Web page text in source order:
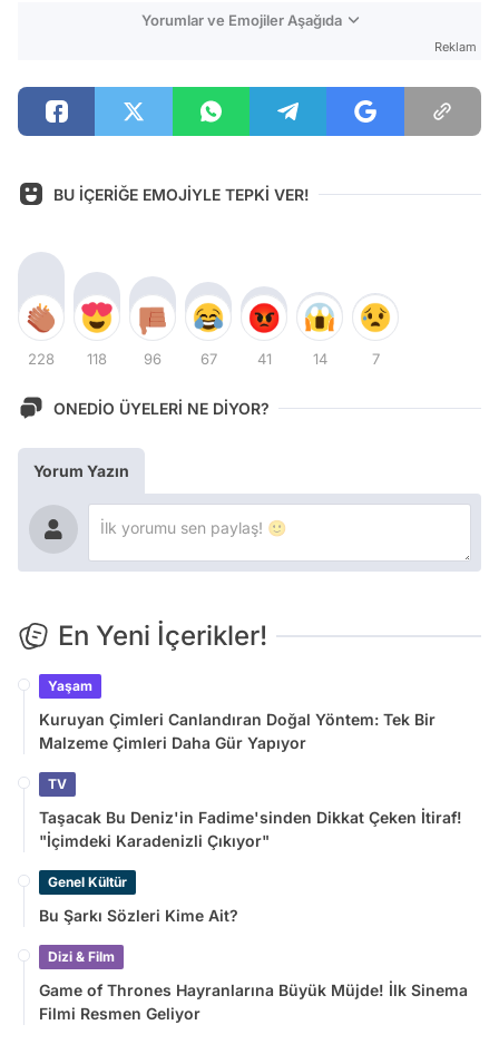
Yorumlar ve Emojiler Aşağıda
Reklam
BU İÇERİĞE EMOJİYLE TEPKİ VER!
228 118 96 67 41 14 7
ONEDİO ÜYELERİ NE DİYOR?
Yorum Yazın
En Yeni İçerikler!
Yaşam
Kuruyan Çimleri Canlandıran Doğal Yöntem: Tek Bir
Malzeme Çimleri Daha Gür Yapıyor
TV
Taşacak Bu Deniz'in Fadime'sinden Dikkat Çeken İtiraf!
"İçimdeki Karadenizli Çıkıyor"
Genel Kültür
Bu Şarkı Sözleri Kime Ait?
Dizi & Film
Game of Thrones Hayranlarına Büyük Müjde! İlk Sinema
Filmi Resmen Geliyor